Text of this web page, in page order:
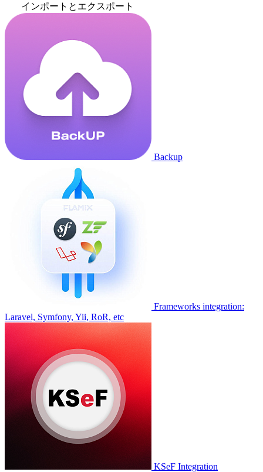
インポートとエクスポート
Backup
Frameworks integration:
Laravel, Symfony, Yii, RoR, etc
KSeF Integration